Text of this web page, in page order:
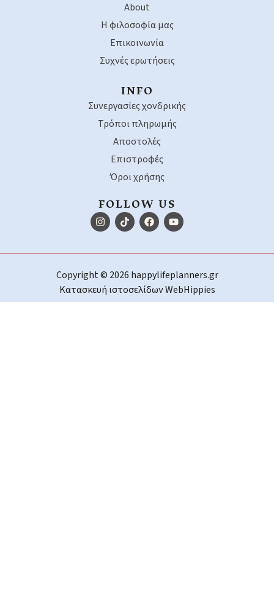
About
Η φιλοσοφία μας
Επικοινωνία
Συχνές ερωτήσεις
INFO
Συνεργασίες χονδρικής
Τρόποι πληρωμής
Αποστολές
Επιστροφές
Όροι χρήσης
FOLLOW US
Copyright © 2026 happylifeplanners.gr
Κατασκευή ιστοσελίδωνWebHippies